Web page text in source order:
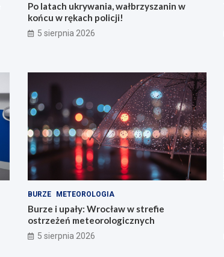
Po latach ukrywania, wałbrzyszanin w
końcu w rękach policji!
5 sierpnia 2026
BURZE METEOROLOGIA
Burze i upały: Wrocław w strefie
ostrzeżeń meteorologicznych
5 sierpnia 2026